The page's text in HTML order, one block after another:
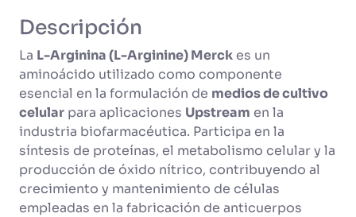
Descripción
La L-Arginina (L-Arginine) Merck es un
aminoácido utilizado como componente
esencial en la formulación de medios de cultivo
celular para aplicaciones Upstream en la
industria biofarmacéutica. Participa en la
síntesis de proteínas, el metabolismo celular y la
producción de óxido nítrico, contribuyendo al
crecimiento y mantenimiento de células
empleadas en la fabricación de anticuerpos